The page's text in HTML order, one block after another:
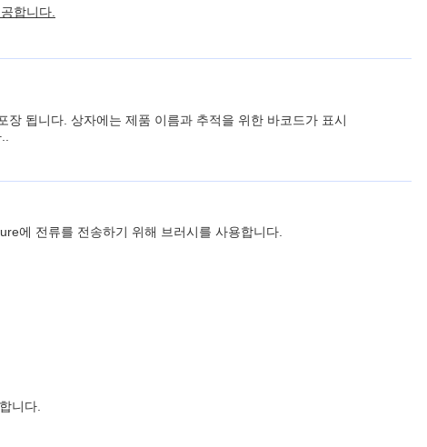
합니다.
됩니다. 상자에는 제품 이름과 추적을 위한 바코드가 표시
에 전류를 전송하기 위해 브러시를 사용합니다.
니다.